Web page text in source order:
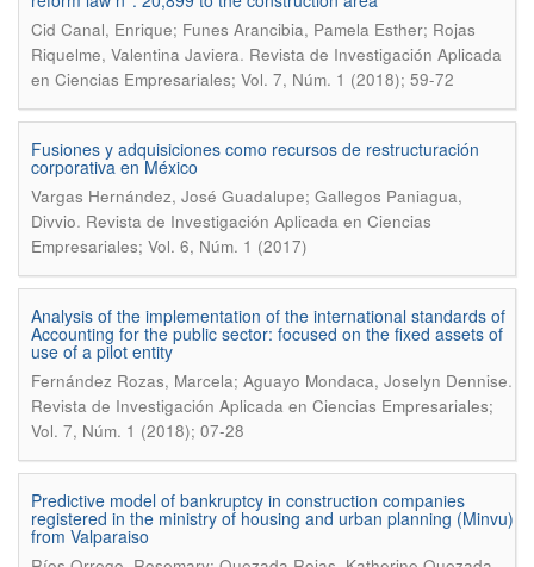
Cid Canal, Enrique; Funes Arancibia, Pamela Esther; Rojas
Riquelme, Valentina Javiera. Revista de Investigación Aplicada
en Ciencias Empresariales; Vol. 7, Núm. 1 (2018); 59-72
Fusiones y adquisiciones como recursos de restructuración
corporativa en México
Vargas Hernández, José Guadalupe; Gallegos Paniagua,
Divvio. Revista de Investigación Aplicada en Ciencias
Empresariales; Vol. 6, Núm. 1 (2017)
Analysis of the implementation of the international standards of
Accounting for the public sector: focused on the fixed assets of
use of a pilot entity
Fernández Rozas, Marcela; Aguayo Mondaca, Joselyn Dennise.
Revista de Investigación Aplicada en Ciencias Empresariales;
Vol. 7, Núm. 1 (2018); 07-28
Predictive model of bankruptcy in construction companies
registered in the ministry of housing and urban planning (Minvu)
from Valparaiso